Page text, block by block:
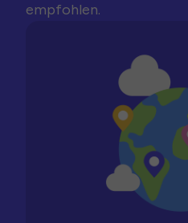
empfohlen.